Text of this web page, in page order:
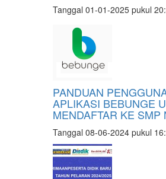
Tanggal 01-01-2025 pukul
PANDUAN
APLIKASI BEBUNGE
MENDAFTAR KE SMP
Tanggal 08-06-2024 pukul